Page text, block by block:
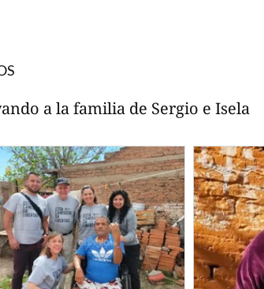
a la familia de Sergio e Isela